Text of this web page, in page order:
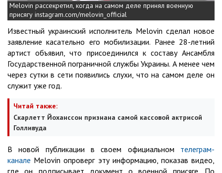
Melovin рассекретил, когда на самом деле принял военную
присягу instagram.com/melovin_official
Известный украинский исполнитель Melovin сделал новое
заявление касательно его мобилизации. Ранее 28-летний
артист объявил, что присоединился к составу Ансамбля
Государственной пограничной службы Украины. А менее чем
через сутки в сети появились слухи, что на самом деле он
служит уже год.
Читай также:
Скарлетт Йоханссон признана самой кассовой актрисой
Голливуда
В новой публикации в своем официальном телеграм-
канале Melovin опроверг эту информацию, показав видео,
где он подписывает документ о военной присяге. По